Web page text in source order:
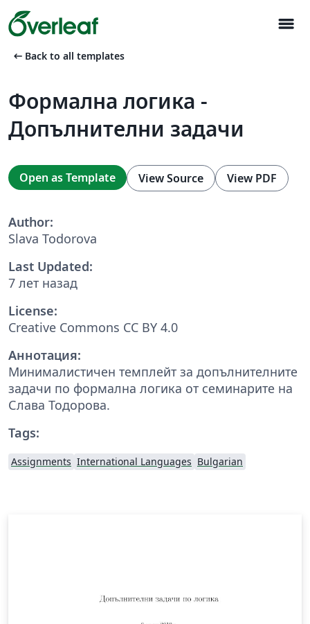
menu
arrow_left_alt Back to all templates
Формална логика -
Допълнителни задачи
Open as Template View Source View PDF
Author:
Slava Todorova
Last Updated:
7 лет назад
License:
Creative Commons CC BY 4.0
Аннотация:
Минималистичен темплейт за допълнителните
задачи по формална логика от семинарите на
Слава Тодорова.
Tags:
Assignments International Languages Bulgarian